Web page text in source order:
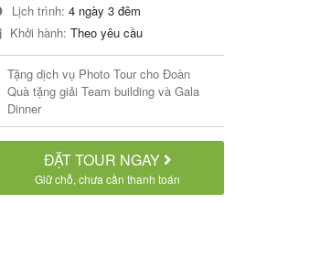
Lịch trình: 4 ngày 3 đêm
Khởi hành: Theo yêu cầu
Tặng dịch vụ Photo Tour cho Đoàn
Quà tặng giải Team building và Gala
Dinner
ĐẶT TOUR NGAY
Giữ chỗ, chưa cần thanh toán